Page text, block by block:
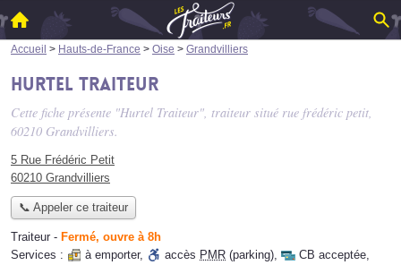
Accueil > Hauts-de-France > Oise > Grandvilliers
Hurtel Traiteur
Cette fiche présente "Hurtel Traiteur", traiteur situé rue frédéric petit,
60210 Grandvilliers.
5 Rue Frédéric Petit
60210 Grandvilliers
📞 Appeler ce traiteur
Traiteur - Fermé, ouvre à 8h
Services :
à emporter, accès PMR (parking), CB acceptée,